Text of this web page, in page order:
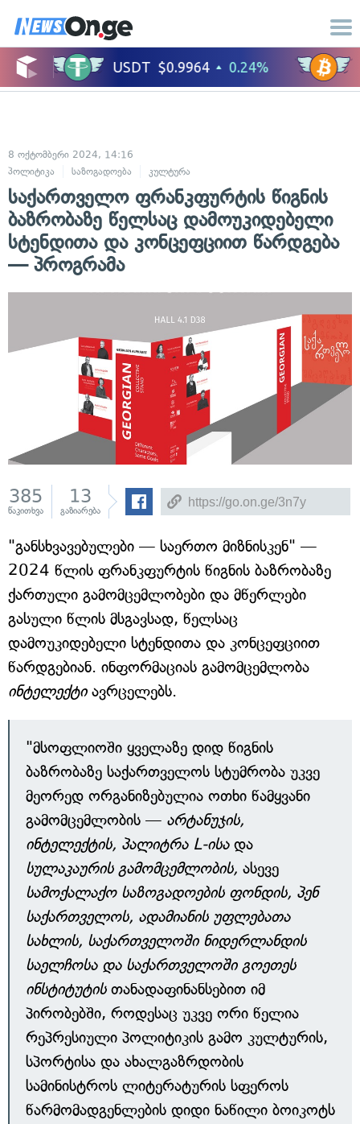
8 ოქტომბერი 2024, 14:16
პოლიტიკა
საზოგადოება კულტურა
საქართველო ფრანკფურტის წიგნის
ბაზრობაზე წელსაც დამოუკიდებელი
სტენდითა და კონცეფციით წარდგება
— პროგრამა
385
წაკითხვა
13
გაზიარება
"განსხვავებულები — საერთო მიზნისკენ" —
2024 წლის ფრანკფურტის წიგნის ბაზრობაზე
ქართული გამომცემლობები და მწერლები
გასული წლის მსგავსად, წელსაც
დამოუკიდებელი სტენდითა და კონცეფციით
წარდგებიან. ინფორმაციას გამომცემლობა
ინტელექტიავრცელებს.
"მსოფლიოში ყველაზე დიდ წიგნის
ბაზრობაზე საქართველოს სტუმრობა უკვე
მეორედ ორგანიზებულია ოთხი წამყვანი
გამომცემლობის — არტანუჯის,
ინტელექტის, პალიტრა L-ისა და
სულაკაურის გამომცემლობის, ასევე
სამოქალაქო საზოგადოების ფონდის, პენ
საქართველოს, ადამიანის უფლებათა
სახლის, საქართველოში ნიდერლანდის
საელჩოსა და საქართველოში გოეთეს
ინსტიტუტისთანადაფინანსებით იმ
პირობებში, როდესაც უკვე ორი წელია
რეპრესიული პოლიტიკის გამო კულტურის,
სპორტისა და ახალგაზრდობის
სამინისტროს ლიტერატურის სფეროს
წარმომადგენლების დიდი ნაწილი ბოიკოტს